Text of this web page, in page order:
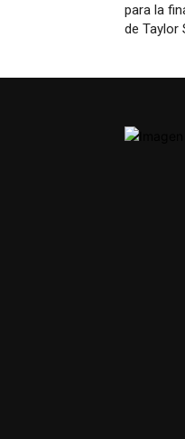
para la
de Taylor